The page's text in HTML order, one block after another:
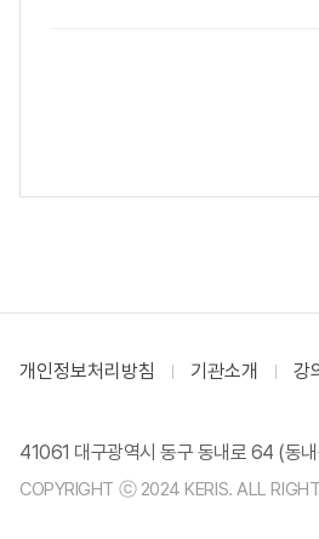
개인정보처리방침 기관소개 강
41061 대구광역시 동구 동내로 64 (동
COPYRIGHT ⓒ 2024 KERIS. ALL